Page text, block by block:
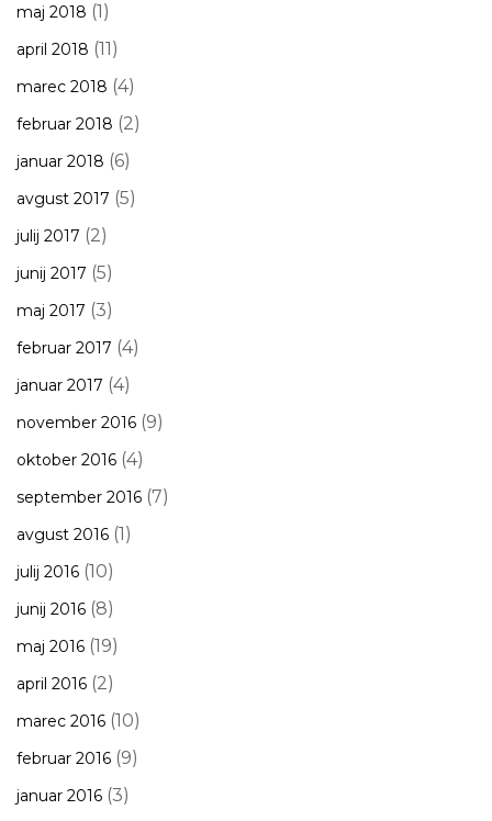
maj 2018 (1)
april 2018 (11)
marec 2018 (4)
februar 2018 (2)
januar 2018 (6)
avgust 2017 (5)
julij 2017 (2)
junij 2017 (5)
maj 2017 (3)
februar 2017 (4)
januar 2017 (4)
november 2016 (9)
oktober 2016 (4)
september 2016 (7)
avgust 2016 (1)
julij 2016 (10)
junij 2016 (8)
maj 2016 (19)
april 2016 (2)
marec 2016 (10)
februar 2016 (9)
januar 2016 (3)